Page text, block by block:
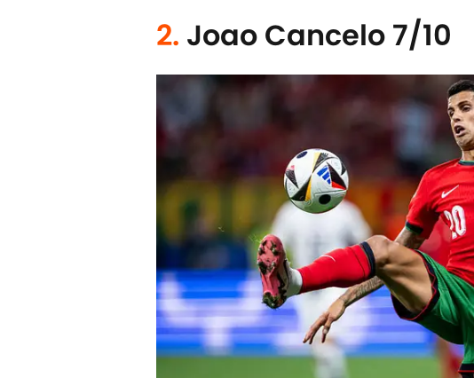
2. Joao Cancelo 7/10